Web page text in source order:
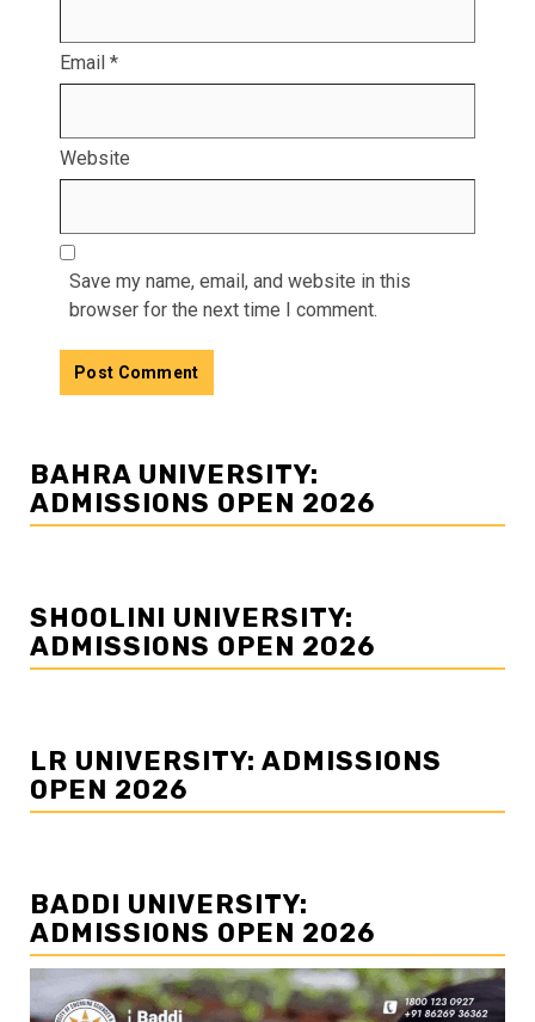
Email *
Website
Save my name, email, and website in this
browser for the next time I comment.
BAHRA UNIVERSITY:
ADMISSIONS OPEN 2026
SHOOLINI UNIVERSITY:
ADMISSIONS OPEN 2026
LR UNIVERSITY: ADMISSIONS
OPEN 2026
BADDI UNIVERSITY:
ADMISSIONS OPEN 2026